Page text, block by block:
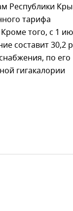
Республики
тарифа
того, с 1
составит 30,2
по его
гигакалории